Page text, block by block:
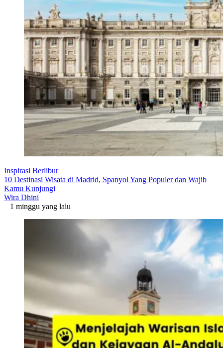
Inspirasi Berlibur
10 Destinasi Wisata di Madrid, Spanyol Yang Populer dan Wajib
Kamu Kunjungi
Wira Dhini
1 minggu yang lalu